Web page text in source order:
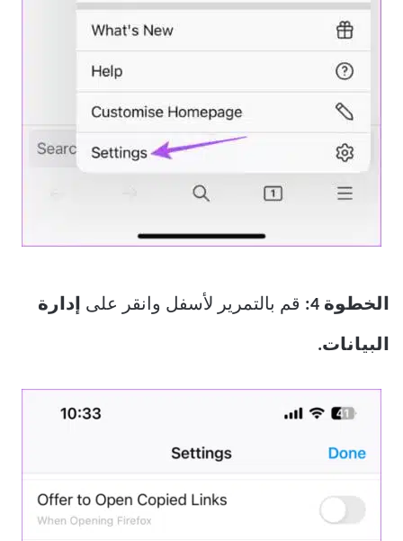
الخطوة 4: قم بالتمرير لأسفل وانقر على إدارة
البيانات.